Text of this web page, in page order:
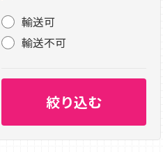
輸送可
輸送不可